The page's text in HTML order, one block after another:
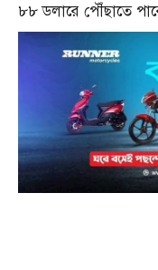
৮৮ ডলারে পৌঁছাতে